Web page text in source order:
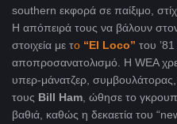
southern εκφορά σε παίξιμο,
Η απόπειρά τους να βάλουν
στοιχεία με το “El Loco” του
αποπροσανατολισμό. Η WEA
υπερ-μάνατζερ,
τους Bill Ham , ώθησε το
βαθιά, καθώς η δεκαετία του